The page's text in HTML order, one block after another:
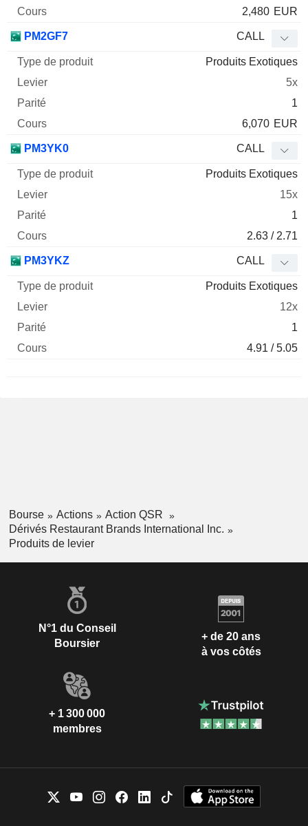
2,480 EUR
PM2GF7 CALL
Produits Exotiques
5x
1
6,070 EUR
PM3YK0 CALL
Produits Exotiques
15x
1
2.63 / 2.71
PM3YKZ CALL
Produits Exotiques
12x
1
4.91 / 5.05
Bourse Actions
Action QSR
Dérivés Restaurant Brands International Inc.
Produits de levier
N°1 du Conseil
Boursier
+ de 20 ans
à vos côtés
+ 1 300 000
membres